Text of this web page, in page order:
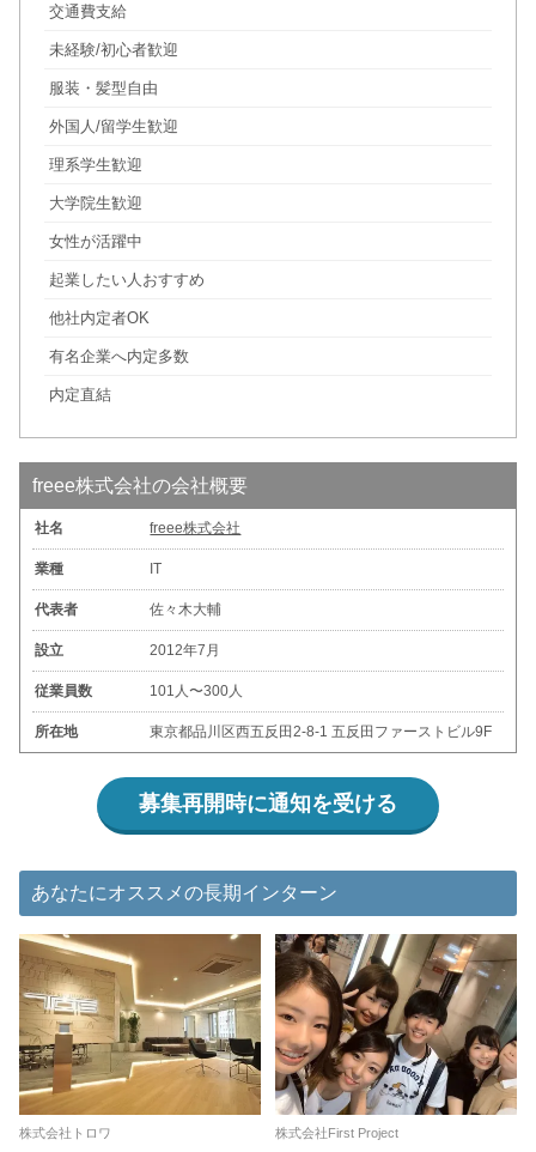
交通費支給
未経験/初心者歓迎
服装・髪型自由
外国人/留学生歓迎
理系学生歓迎
大学院生歓迎
女性が活躍中
起業したい人おすすめ
他社内定者OK
有名企業へ内定多数
内定直結
freee株式会社の会社概要
社名 freee株式会社
業種 IT
代表者 佐々木大輔
設立 2012年7月
従業員数 101人〜300人
所在地 東京都品川区西五反田2-8-1 五反田ファーストビル9F
募集再開時に通知を受ける
あなたにオススメの長期インターン
株式会社トロワ 株式会社First Project